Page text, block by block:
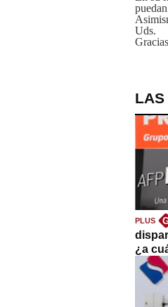
Uds.
LAS
PLUS
¿a